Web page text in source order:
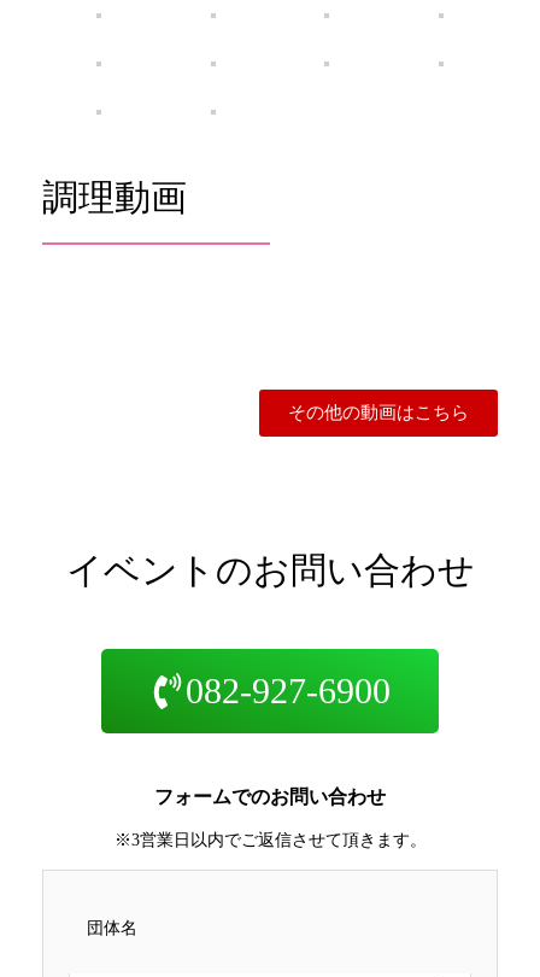
調理動画
その他の動画はこちら
イベントのお問い合わせ
082-927-6900
フォームでのお問い合わせ
※3営業日以内でご返信させて頂きます。
団体名